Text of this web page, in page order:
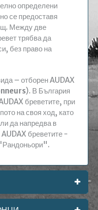
определени
се предоставя
Между две
трябва да
без право на
– отборен AUDAX
). В България
бреветите, при
на своя ход, като
да напредва в
бреветите -